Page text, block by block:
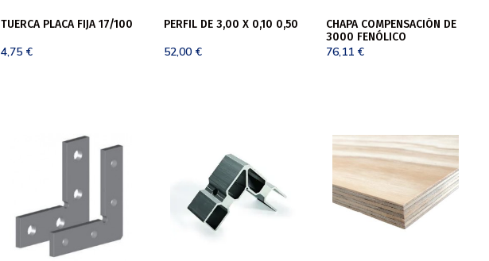
TUERCA PLACA FIJA 17/100
4,75 €
PERFIL DE 3,00 X 0,10 0,50
52,00 €
CHAPA COMPENSACIÓN DE
3000 FENÓLICO
76,11 €